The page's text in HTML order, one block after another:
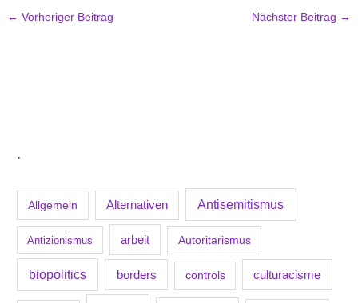
.
Allgemein Alternativen Antisemitismus
Antizionismus arbeit Autoritarismus
biopolitics borders controls culturacisme
← Vorheriger Beitrag Nächster Beitrag →